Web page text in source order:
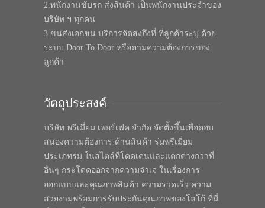
2.พนักงานขับรถ ส่งสินค้า เป็นพนักงานประจำของ
บริษัท ฯ ทุกคน
3.ขนส่งเอกชน บริการจัดส่งถึงที่ ที่ลูกค้าระบุ ด้วย
ระบบ Door To Door หรือตามความต้องการของ
ลูกค้า
วัตถุประสงค์
บริษัท พรีเมี่ยม เพอร์เฟค จำกัด จัดตั้งขึ้นเพื่อตอบ
สนองความต้องการ ด้านสินค้า ร่มพรีเมี่ยม
ประเภทร่ม ในสไตล์ที่โดดเด่นและแตกต่างกว่าที่
อื่นๆ กระโดดออกจากความจำเจ ในเรื่องการ
ออกแบบและคุณภาพสินค้า ความรวดเร็ว ความ
สวยงามพร้อมการรับประกันคุณภาพของโลโก้ ที่นี่